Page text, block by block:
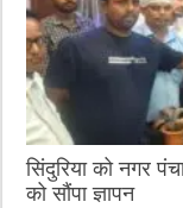
सिंदुरिया को नगर
को सौंपा ज्ञापन